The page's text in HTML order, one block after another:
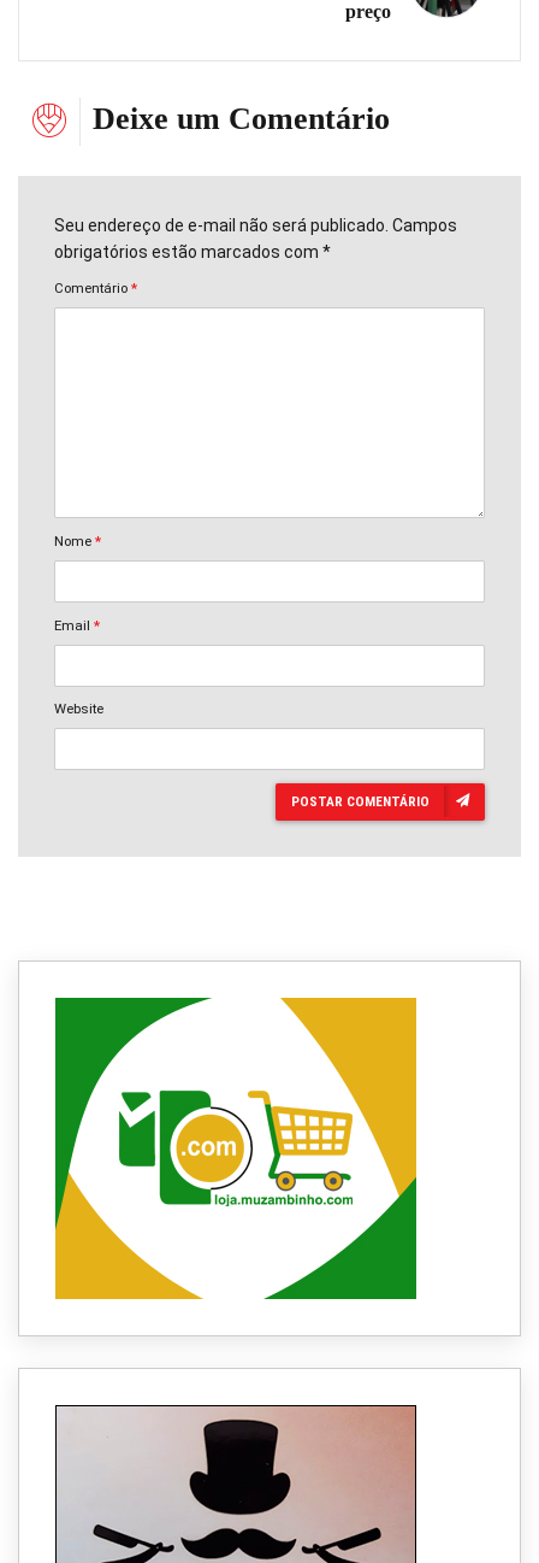
preço
Deixe um Comentário
Seu endereço de e-mail não será publicado. Campos
obrigatórios estão marcados com *
Comentário *
Nome *
Email *
Website
POSTAR COMENTÁRIO